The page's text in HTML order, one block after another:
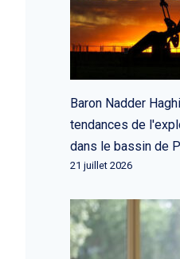
Baron Nadder
tendances de
dans le bassin de
21 juillet 2026